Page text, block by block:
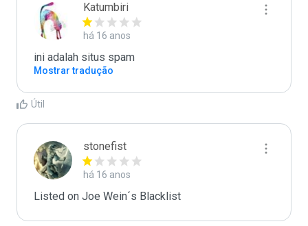
Katumbiri
há 16 anos
ini adalah situs spam
Mostrar tradução
Útil
stonefist
há 16 anos
Listed on Joe Wein´s Blacklist